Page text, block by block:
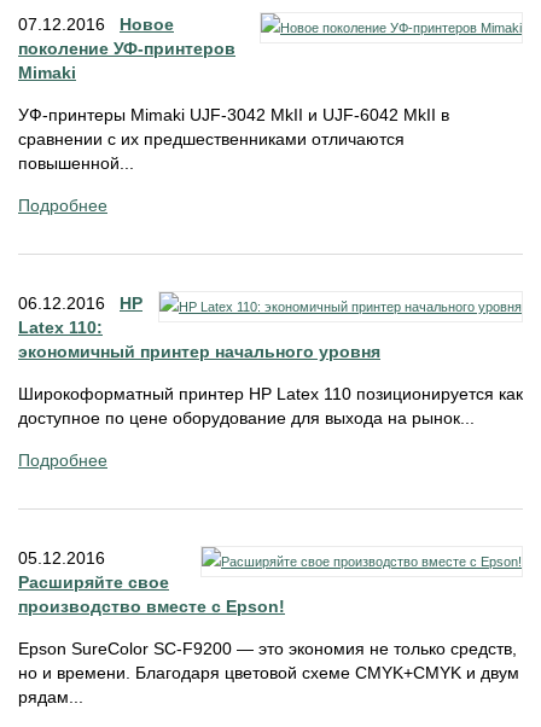
07.12.2016 Новое
поколение УФ-принтеров
Mimaki
УФ-принтеры Mimaki UJF-3042 MkII и UJF-6042 MkII в
сравнении с их предшественниками отличаются
повышенной...
Подробнее
06.12.2016 HP
Latex 110:
экономичный принтер начального уровня
Широкоформатный принтер HP Latex 110 позиционируется как
доступное по цене оборудование для выхода на рынок...
Подробнее
05.12.2016
Расширяйте свое
производство вместе с Epson!
Epson SureColor SC-F9200 — это экономия не только средств,
но и времени. Благодаря цветовой схеме CMYK+CMYK и двум
рядам...